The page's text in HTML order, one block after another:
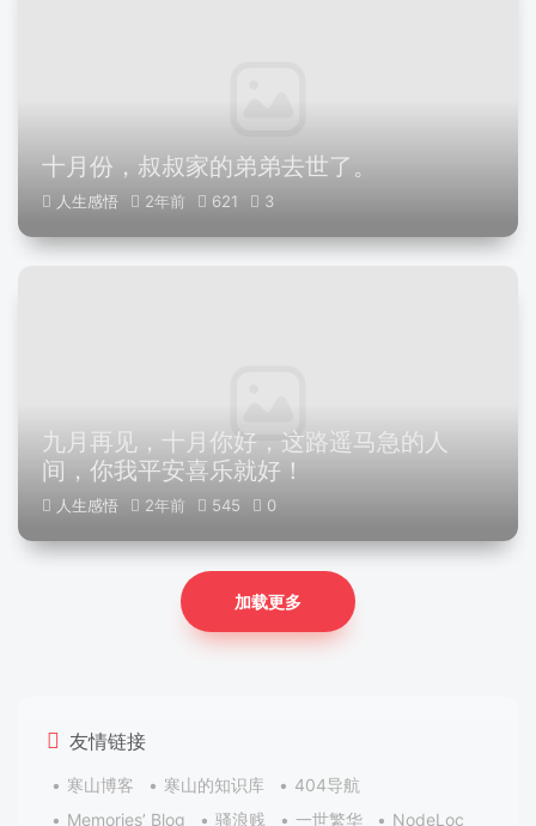
十月份，叔叔家的弟弟去世了。
人生感悟 2年前 621 3
九月再见，十月你好，这路遥马急的人
间，你我平安喜乐就好！
人生感悟 2年前 545 0
加载更多
友情链接
寒山博客 寒山的知识库
404导航
Memories’ Blog
骚浪贱 一世繁华 NodeLoc